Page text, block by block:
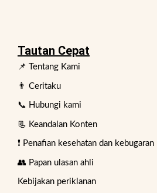
Tautan Cepat
📌 Tentang Kami
👨 Ceritaku
📞 Hubungi kami
📃 Keandalan Konten
❗ Penafian kesehatan dan kebugaran
👥 Papan ulasan ahli
Kebijakan periklanan